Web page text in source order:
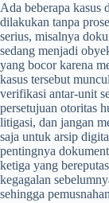
Ada beberapa kasus
dilakukan tanpa
serius, misalnya
sedang menjadi
yang bocor karena
kasus tersebut
verifikasi antar-unit
persetujuan otoritas
litigasi, dan jangan
saja untuk arsip
pentingnya
ketiga yang
kegagalan
sehingga